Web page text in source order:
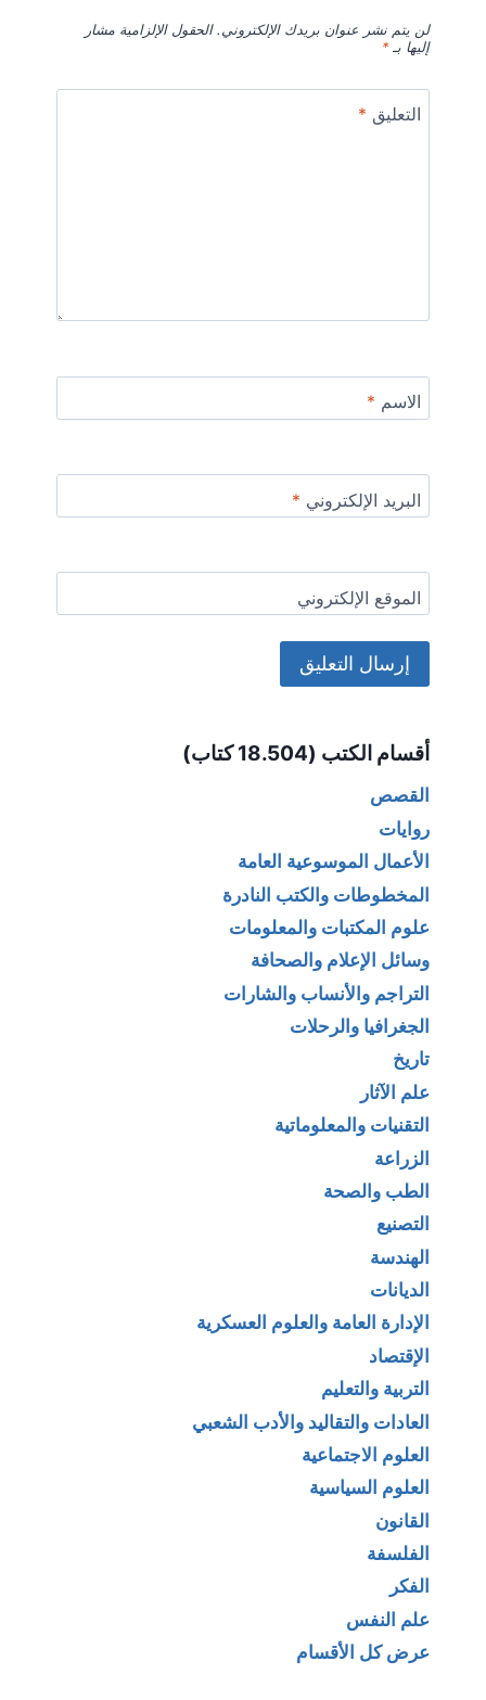
لن يتم نشر عنوان بريدك الإلكتروني. الحقول الإلزامية مشار
إليها بـ*
التعليق *
الاسم *
البريد الإلكتروني *
الموقع الإلكتروني
أقسام الكتب (18.504 كتاب)
القصص
روايات
الأعمال الموسوعية العامة
المخطوطات والكتب النادرة
علوم المكتبات والمعلومات
وسائل الإعلام والصحافة
التراجم والأنساب والشارات
الجغرافيا والرحلات
تاريخ
علم الآثار
التقنيات والمعلوماتية
الزراعة
الطب والصحة
التصنيع
الهندسة
الديانات
الإدارة العامة والعلوم العسكرية
الإقتصاد
التربية والتعليم
العادات والتقاليد والأدب الشعبي
العلوم الاجتماعية
العلوم السياسية
القانون
الفلسفة
الفكر
علم النفس
عرض كل الأقسام